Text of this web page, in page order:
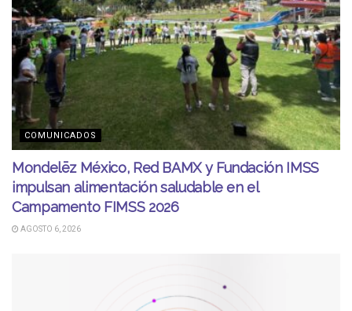
COMUNICADOS
Mondelēz México, Red BAMX y Fundación IMSS
impulsan alimentación saludable en el
Campamento FIMSS 2026
AGOSTO 6, 2026